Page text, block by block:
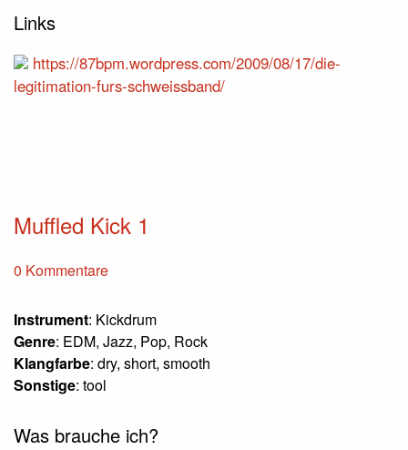
Links
https://87bpm.wordpress.com/2009/08/17/die-
legitimation-furs-schweissband/
Muffled Kick 1
0 Kommentare
Instrument: Kickdrum
Genre: EDM, Jazz, Pop, Rock
Klangfarbe: dry, short, smooth
Sonstige: tool
Was brauche ich?